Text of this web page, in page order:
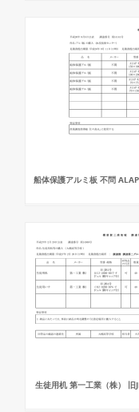
船体保護アルミ板 不問
生徒用机 第一工業（株） 旧